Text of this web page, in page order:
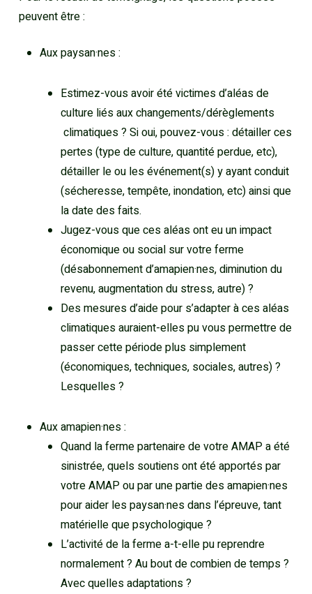
peuvent être :
Aux paysan·nes :
Estimez-vous avoir été victimes d’aléas de
culture liés aux changements/dérèglements
climatiques ?Si oui, pouvez-vous : détailler ces
pertes (type de culture, quantité perdue, etc),
détailler le ou les événement(s) y ayant conduit
(sécheresse, tempête, inondation, etc) ainsi que
la date des faits.
Jugez-vous que ces aléas ont eu un impact
économique ou social sur votre ferme
(désabonnement d’amapien·nes, diminution du
revenu, augmentation du stress, autre) ?
Des mesures d’aide pour s’adapter à ces aléas
climatiques auraient-elles pu vous permettre de
passer cette période plus simplement
(économiques, techniques, sociales, autres) ?
Lesquelles ?
Aux amapien·nes :
Quand la ferme partenaire de votre AMAP a été
sinistrée, quels soutiens ont été apportés par
votre AMAP ou par une partie des amapien·nes
pour aider les paysan·nes dans l’épreuve, tant
matérielle que psychologique ?
L’activité de la ferme a-t-elle pu reprendre
normalement ? Au bout de combien de temps ?
Avec quelles adaptations ?